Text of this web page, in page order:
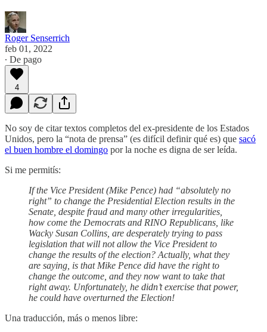
Roger Senserrich
feb 01, 2022
∙ De pago
4
No soy de citar textos completos del ex-presidente de los Estados
Unidos, pero la “nota de prensa” (es difícil definir qué es) que sacó
el buen hombre el domingo por la noche es digna de ser leída.
Si me permitís:
If the Vice President (Mike Pence) had “absolutely no
right” to change the Presidential Election results in the
Senate, despite fraud and many other irregularities,
how come the Democrats and RINO Republicans, like
Wacky Susan Collins, are desperately trying to pass
legislation that will not allow the Vice President to
change the results of the election? Actually, what they
are saying, is that Mike Pence did have the right to
change the outcome, and they now want to take that
right away. Unfortunately, he didn’t exercise that power,
he could have overturned the Election!
Una traducción, más o menos libre: